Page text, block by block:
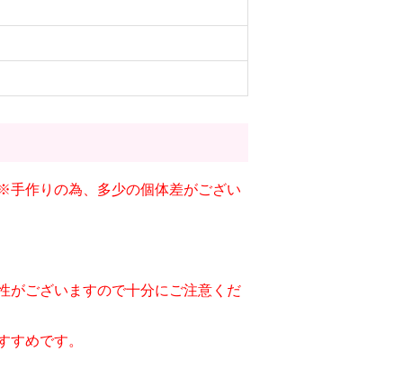
作りの為、多少の個体差がござい
がございますので十分にご注意くだ
めです。